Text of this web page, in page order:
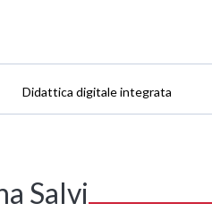
Didattica digitale integrata
Salvi